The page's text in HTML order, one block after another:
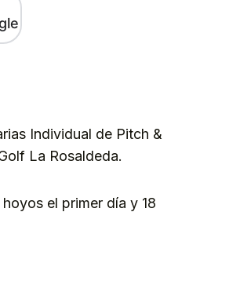
Individual de Pitch &
La Rosaldeda.
el primer día y 18